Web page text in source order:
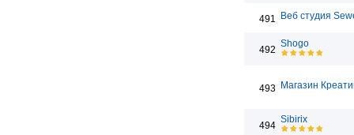
491 Веб студия
492
Shogo
493 Магазин
494
Sibirix